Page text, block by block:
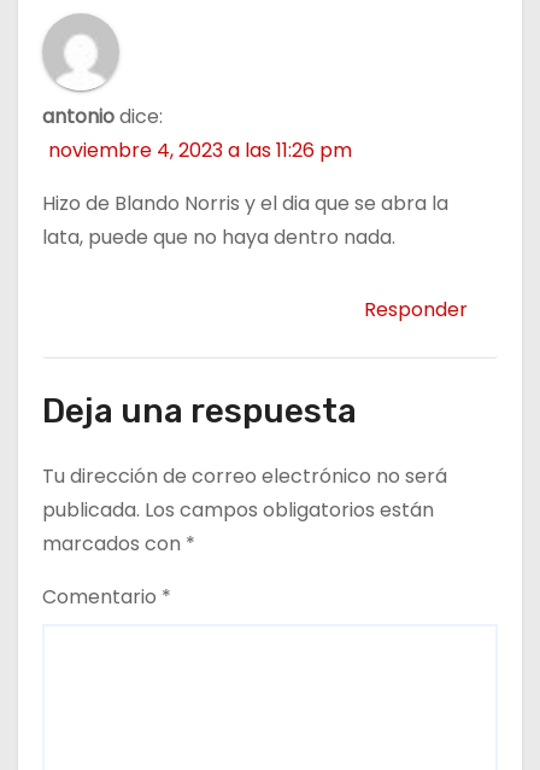
s
antoniodice:
noviembre 4, 2023 a las 11:26 pm
Hizo de Blando Norris y el dia que se abra la
lata, puede que no haya dentro nada.
Responder
Deja una respuesta
Tu dirección de correo electrónico no será
publicada. Los campos obligatorios están
marcados con *
Comentario *